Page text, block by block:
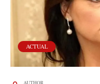
ACTUAL
AUTHOR